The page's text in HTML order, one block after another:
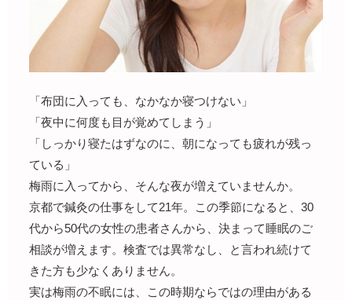
「布団に入っても、なかなか寝つけない」
「夜中に何度も目が覚めてしまう」
「しっかり寝たはずなのに、朝になっても疲れが残っ
ている」
梅雨に入ってから、そんな夜が増えていませんか。
京都で鍼灸の仕事をして21年。この季節になると、30
代から50代の女性の患者さんから、決まって睡眠のご
相談が増えます。検査では異常なし、と言われ続けて
きた方も少なくありません。
実は梅雨の不眠には、この時期ならではの理由がある